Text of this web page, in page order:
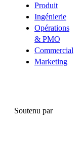
Produit
Ingénierie
Opérations
& PMO
Commercial
Marketing
Soutenu par